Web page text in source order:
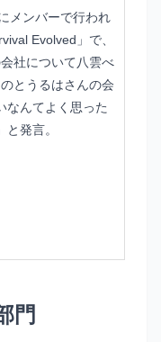
メンバーで行われ
Evolved」で、
社について八雲べ
とうるはさんの会
なんてよく思った
と発言。
門